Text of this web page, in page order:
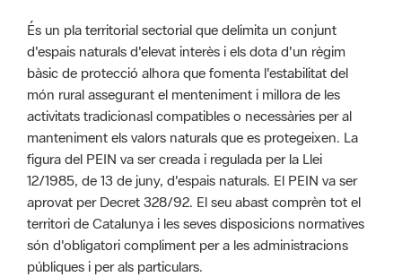
món rural assegurant el menteniment i millora de les
activitats tradicionasl compatibles o necessàries per al
manteniment els valors naturals que es protegeixen. La
figura del PEIN va ser creada i regulada per la Llei
12/1985, de 13 de juny, d'espais naturals. El PEIN va ser
aprovat per Decret 328/92. El seu abast comprèn tot el
territori de Catalunya i les seves disposicions normatives
són d'obligatori compliment per a les administracions
públiques i per als particulars.
Més informació :Cliqueu aquí
Pla d'ordenació